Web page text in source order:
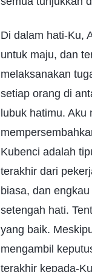
Di dalam hati-Ku,
untuk maju, dan
melaksanakan
setiap orang di
lubuk hatimu.
Kubenci adalah
terakhir dari
biasa, dan
setengah hati.
yang baik.
mengambil
terakhir kepada-